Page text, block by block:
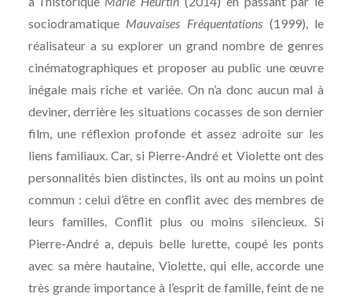
sociodramatique Mauvaises Fréquentations (1999), le
réalisateur a su explorer un grand nombre de genres
cinématographiques et proposer au public une œuvre
inégale mais riche et variée. On n’a donc aucun mal à
deviner, derrière les situations cocasses de son dernier
film, une réflexion profonde et assez adroite sur les
liens familiaux. Car, si Pierre-André et Violette ont des
personnalités bien distinctes, ils ont au moins un point
commun : celui d’être en conflit avec des membres de
leurs familles. Conflit plus ou moins silencieux. Si
Pierre-André a, depuis belle lurette, coupé les ponts
avec sa mère hautaine, Violette, qui elle, accorde une
très grande importance à l’esprit de famille, feint de ne